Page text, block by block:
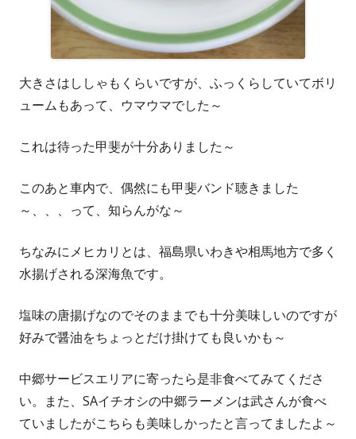
大きさはししゃもくらいですが、ふっくらしていてボリ
ュームもあって、ウマウマでした～
これは待った甲斐が十分ありました～
このあと車内で、偶然にも甲斐バンド聴きました
～、、、って、知らんがな～
ちなみにメヒカリとは、福島県いわきや相馬地方で多く
水揚げされる深海魚です。
塩味の唐揚げなのでそのままでも十分美味しいのですが
好みで醤油をちょっとだけ掛けても良いかも～
中郷サービスエリアに寄ったら是非食べてみてくださ
い。また、SAイチオシの中郷ラーメンは武さんが食べ
ていましたがこちらも美味しかったと言ってましたよ～